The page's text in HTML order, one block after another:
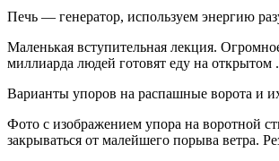
Печь — генератор, используем энергию
Маленькая вступительная лекция.
миллиарда людей готовят еду на открытом .
Варианты упоров на распашные ворота и
Фото с изображением упора на воротной
закрываться от малейшего порыва ветра.